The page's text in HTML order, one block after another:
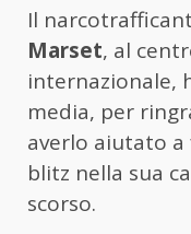
Il
Marset, al
internazionale,
media, per
averlo aiutato a
blitz nella sua
scorso.